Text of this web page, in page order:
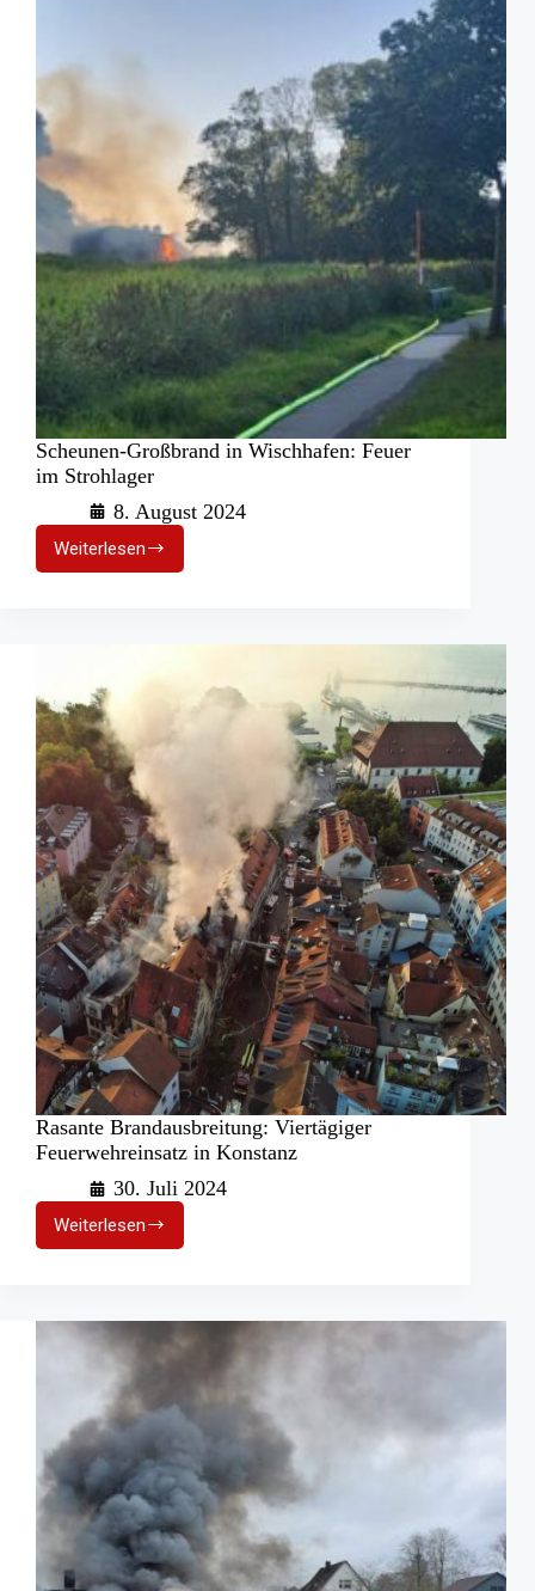
Scheunen-Großbrand in Wischhafen: Feuer
im Strohlager
8. August 2024
WeiterlesenScheunen-
Großbrand
Strohlager
Rasante Brandausbreitung: Viertägiger
Feuerwehreinsatz in Konstanz
30. Juli 2024
Weiterlesen
Rasante
Brandausbreitung:
in
Konstanz